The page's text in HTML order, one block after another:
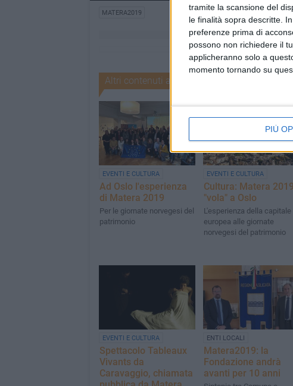
tramite la scansione del
le finalità sopra descritte.
preferenze prima di
possono non richiedere il
applicheranno solo a
momento tornando su
PIÙ
MATERA2019
Altri contenuti a tema
EVENTI E CULTURA
Ad Oslo l'esperienza
di Matera 2019
Per le giornate norvegesi del
patrimonio
EVENTI E CULTURA
Cultura: Matera 2019
"vola" a Oslo
L'esperienza della capitale
europea alle giornate
norvegesi del patrimonio
EVENTI E CULTURA
Spettacolo Tableaux
Vivants da
Caravaggio, chiamata
ENTI LOCALI
Matera2019: la
Fondazione andrà
avanti per 10 anni